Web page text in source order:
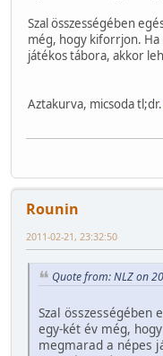
Szal összességében
még, hogy kiforrjon. Ha
játékos tábora, akkor
Aztakurva, micsoda tl;dr.
Rounin
2011-02-21, 23:32:50
Quote from: NLZ on
Szal összességében
egy-két év még,
megmarad a népes